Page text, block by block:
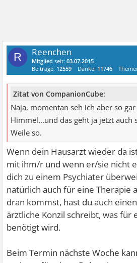
R Reenchen
Mitglied seit:03.07.2015
Beiträge: 12559 Danke: 11746
Zitat von CompanionCube:
Naja, momentan seh ich aber so
Himmel...und das geht ja jetzt auch
Weile so.
Wenn dein Hausarzt wieder da
mit ihm/r und wenn er/sie nicht
dich zu einem Psychiater
natürlich auch für eine Therapie
dran kommst, hast du auch
ärztliche Konzil schreibt, was für
benötigt wird.
Beim Termin nächste Woche